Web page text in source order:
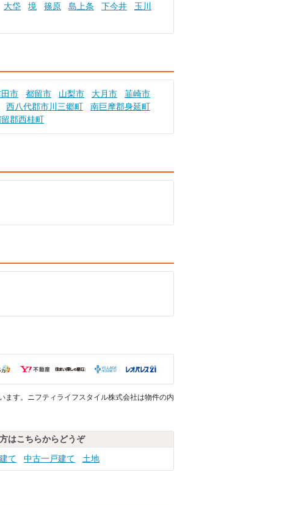
大垈 境 篠原 島上条 下今井
玉川
市 都留市 山梨市 大月市
韮崎市
西八代郡市川三郷町
南巨摩郡身延町
郡西桂町
ます。ニフティライフスタイル株式会社は物件の内
はこちらからどうぞ
て 中古一戸建て 土地